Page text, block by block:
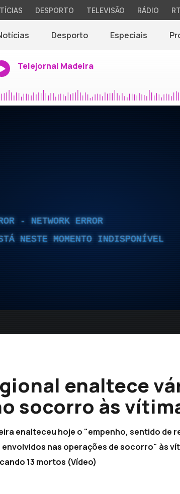
DESPORTO TELEVISÃO RÁDIO
Desporto Especiais
Telejornal Madeira
- NETWORK ERROR
NESTE MOMENTO INDISPONÍVEL
enaltece
socorro às
enalteceu hoje o "empenho, sentido de
nas operações de socorro" às
13 mortos (Vídeo)